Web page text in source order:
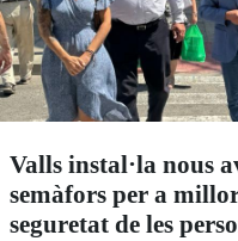
Valls instal·la nous
semàfors per a
seguretat de les